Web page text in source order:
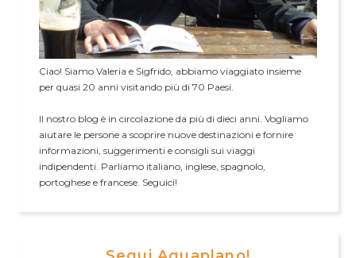
Ciao! Siamo Valeria e Sigfrido, abbiamo viaggiato insieme
per quasi 20 anni visitando più di 70 Paesi.
Il nostro blog è in circolazione da più di dieci anni. Vogliamo
aiutare le persone a scoprire nuove destinazioni e fornire
informazioni, suggerimenti e consigli sui viaggi
indipendenti. Parliamo italiano, inglese, spagnolo,
portoghese e francese. Seguici!